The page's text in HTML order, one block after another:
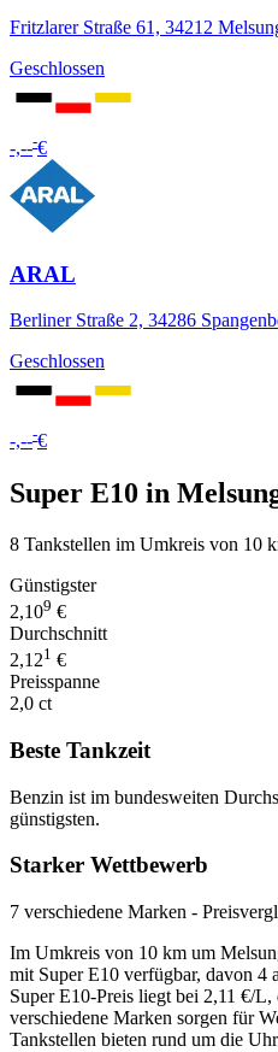
Fritzlarer Straße 61, 34212
Geschlossen
-,---€
ARAL
Berliner Straße 2, 34286
Geschlossen
-,---€
Super E10 in
8 Tankstellen im Umkreis von 10
Günstigster
2,109 €
Durchschnitt
2,121 €
Preisspanne
2,0 ct
Beste Tankzeit
Benzin ist im bundesweiten
günstigsten.
Starker Wettbewerb
7 verschiedene Marken -
Im Umkreis von 10 km um
mit Super E10 verfügbar, davon 4
Super E10-Preis liegt bei 2,11 €/
verschiedene Marken sorgen für
Tankstellen bieten rund um die